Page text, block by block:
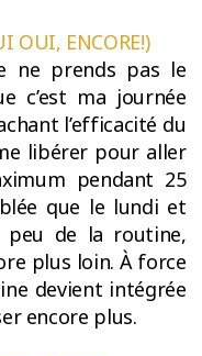
OUI, ENCORE!)
ne prends pas le
c’est ma journée
l’efficacité du
me libérer pour aller
pendant 25
que le lundi et
de la routine,
plus loin. À force
devient intégrée
encore plus.